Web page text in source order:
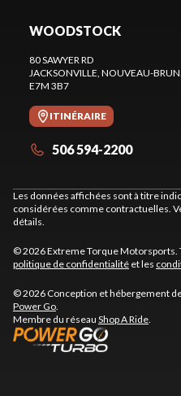
WOODSTOCK
80 SAWYER RD
JACKSONVILLE , NOUVEAU-
E7M 3B7
ITINÉRAIRE
506 594-2200
Les données affichées sont à titre
considérées comme contractuelles.
détails.
© 2026 Extreme Torque Motorsports.
politique de confidentialité et les
© 2026 Conception et hébergement
Power Go
Membre du réseau Shop A Ride